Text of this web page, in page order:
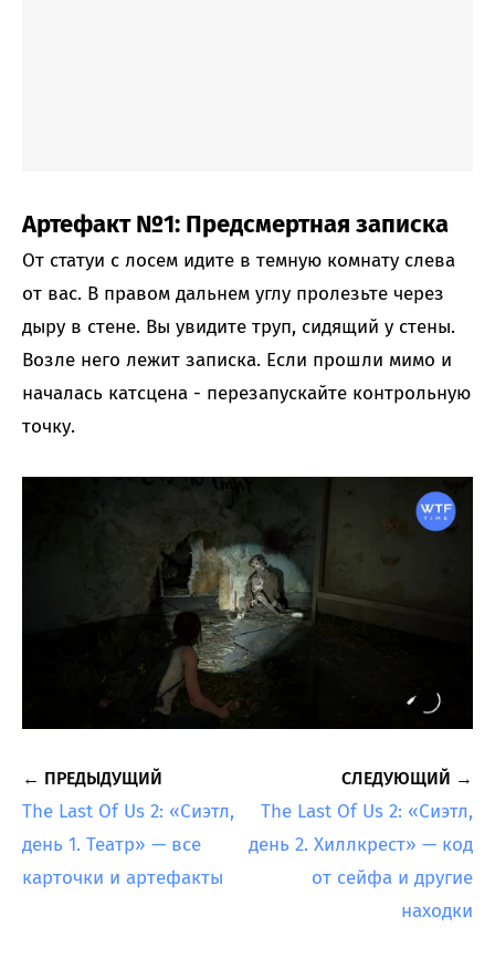
Артефакт №1: Предсмертная записка
От статуи с лосем идите в темную комнату слева
от вас. В правом дальнем углу пролезьте через
дыру в стене. Вы увидите труп, сидящий у стены.
Возле него лежит записка. Если прошли мимо и
началась катсцена - перезапускайте контрольную
точку.
← ПРЕДЫДУЩИЙ
The Last Of Us 2: «Сиэтл,
день 1. Театр» — все
карточки и артефакты
СЛЕДУЮЩИЙ →
The Last Of Us 2: «Сиэтл,
день 2. Хиллкрест» — код
от сейфа и другие
находки